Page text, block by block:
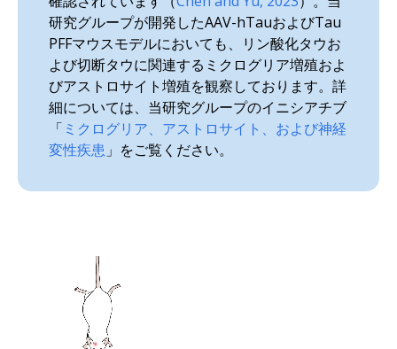
研究グループが開発したAAV-hTauおよびTau
PFFマウスモデルにおいても、リン酸化タウお
よび切断タウに関連するミクログリア増殖およ
びアストロサイト増殖を観察しております。詳
細については、当研究グループのイニシアチブ
「 ミクログリア、アストロサイト、および神経
変性疾患 」をご覧ください。